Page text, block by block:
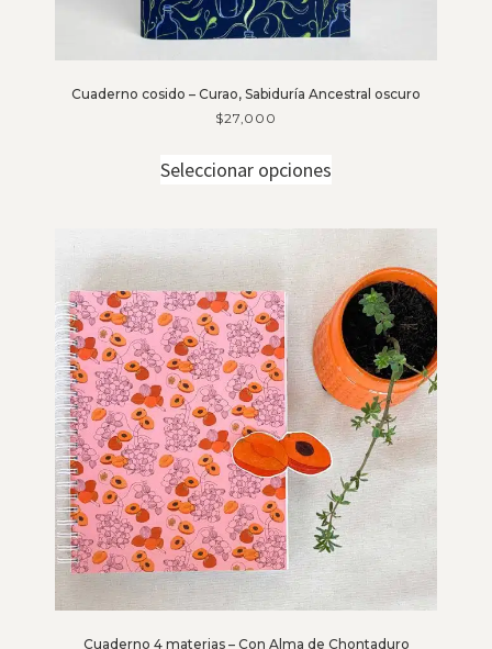
Cuaderno cosido – Curao, Sabiduría Ancestral oscuro
$27,000
Seleccionar opciones
Cuaderno 4 materias – Con Alma de Chontaduro